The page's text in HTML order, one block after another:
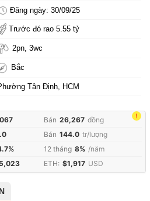
Đăng ngày: 30/09/25
Trước đó rao 5.55 tỷ
2pn, 3wc
Bắc
Tân Định, HCM
!
Bán 26,267 đồng
Bán 144.0 tr/lượng
12 tháng 8% /năm
ETH: $1,917 USD